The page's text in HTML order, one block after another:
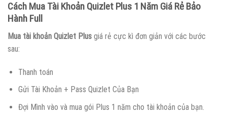
Cách Mua Tài Khoản Quizlet Plus 1 Năm Giá Rẻ Bảo
Hành Full
Mua tài khoản Quizlet Plus giá rẻ cực kì đơn giản với các bước
sau:
Thanh toán
Gửi Tài Khoản + Pass Quizlet Của Bạn
Đợi Mình vào và mua gói Plus 1 năm cho tài khoản của bạn.